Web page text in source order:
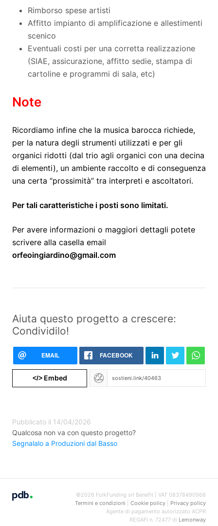
Rimborso spese artisti
Affitto impianto di amplificazione e allestimenti
scenico
Eventuali costi per una corretta realizzazione
(SIAE, assicurazione, affitto sedie, stampa di
cartoline e programmi di sala, etc)
Note
Ricordiamo infine che la musica barocca richiede,
per la natura degli strumenti utilizzati e per gli
organici ridotti (dal trio agli organici con una decina
di elementi), un ambiente raccolto e di conseguenza
una certa “prossimità” tra interpreti e ascoltatori.
Per tali caratteristiche i posti sono limitati.
Per avere informazioni o maggiori dettagli potete
scrivere alla casella email
orfeoingiardino@gmail.com
Aiuta questo progetto a crescere:
Condividilo!
EMAIL FACEBOOK
</>Embed
Pubblicato il 14/04/2026
Qualcosa non va con questo progetto?
Segnalalo a Produzioni dal Basso
©2026 FolkFunding srl Benefit | VAT 08378490968
Termini e condizioni
Cookie policy| Privacy policy
Agente di pagamento autorizzato ACPR
REGAFI n. 72477 di Lemonway